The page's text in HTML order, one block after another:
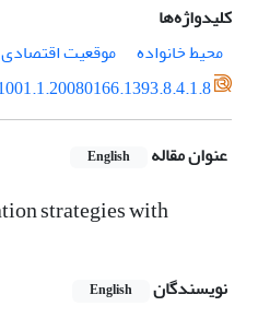
کلیدواژه‌ها
محیط خانواده
موقعیت اقتصادی
عنوان مقاله English
strategies with
نویسندگان English